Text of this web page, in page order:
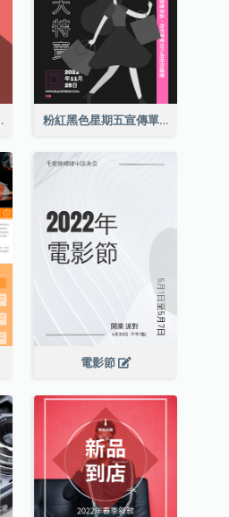
傳單張 粉紅黑色星期五宣傳單張
電影節